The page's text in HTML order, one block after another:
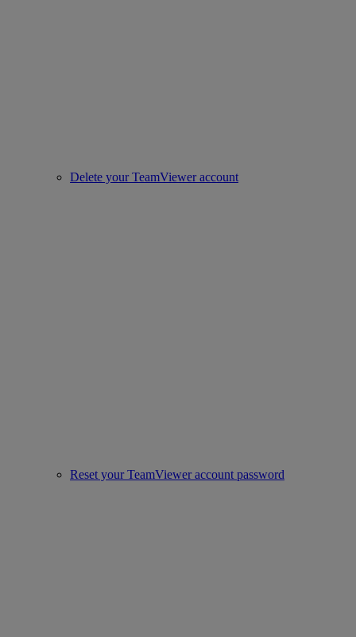
Delete your TeamViewer account
Reset your TeamViewer account password